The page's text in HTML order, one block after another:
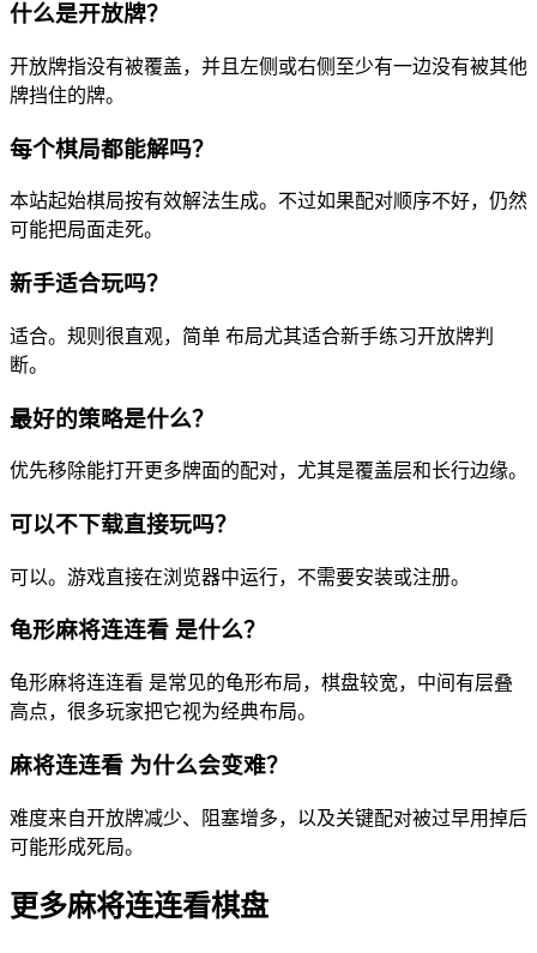
什么是开放牌？
开放牌指没有被覆盖，并且左侧或右侧至少有一边没有被其他
牌挡住的牌。
每个棋局都能解吗？
本站起始棋局按有效解法生成。不过如果配对顺序不好，仍然
可能把局面走死。
新手适合玩吗？
适合。规则很直观，简单 布局尤其适合新手练习开放牌判
断。
最好的策略是什么？
优先移除能打开更多牌面的配对，尤其是覆盖层和长行边缘。
可以不下载直接玩吗？
可以。游戏直接在浏览器中运行，不需要安装或注册。
龟形麻将连连看 是什么？
龟形麻将连连看 是常见的龟形布局，棋盘较宽，中间有层叠
高点，很多玩家把它视为经典布局。
麻将连连看 为什么会变难？
难度来自开放牌减少、阻塞增多，以及关键配对被过早用掉后
可能形成死局。
更多麻将连连看棋盘